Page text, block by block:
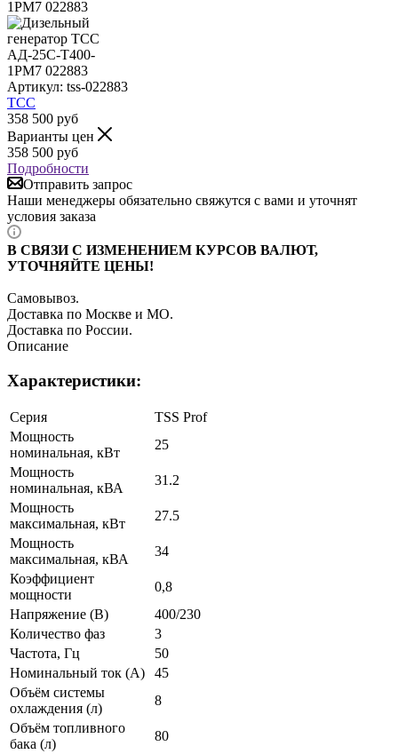
Артикул: tss-022883
ТСС
358 500 руб
Варианты цен
358 500 руб
Подробности
Отправить запрос
Наши менеджеры обязательно свяжутся с вами и уточнят
условия заказа
В СВЯЗИ С ИЗМЕНЕНИЕМ КУРСОВ ВАЛЮТ,
УТОЧНЯЙТЕ ЦЕНЫ!
Самовывоз.
Доставка по Москве и МО.
Доставка по России.
Описание
Характеристики:
Серия
TSS Prof
Мощность
номинальная, кВт
25
Мощность
номинальная, кВА
31.2
Мощность
максимальная, кВт
27.5
Мощность
максимальная, кВА
34
Коэффициент
мощности
0,8
Напряжение (В)
400/230
Количество фаз
3
Частота, Гц
50
Номинальный ток (А)
45
Объём системы
охлаждения (л)
8
Объём топливного
бака (л)
80